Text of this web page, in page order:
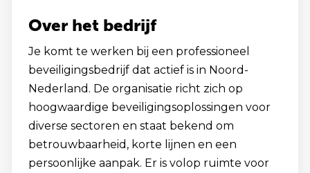
Over het bedrijf
Je komt te werken bij een professioneel
beveiligingsbedrijf dat actief is in Noord-
Nederland. De organisatie richt zich op
hoogwaardige beveiligingsoplossingen voor
diverse sectoren en staat bekend om
betrouwbaarheid, korte lijnen en een
persoonlijke aanpak. Er is volop ruimte voor